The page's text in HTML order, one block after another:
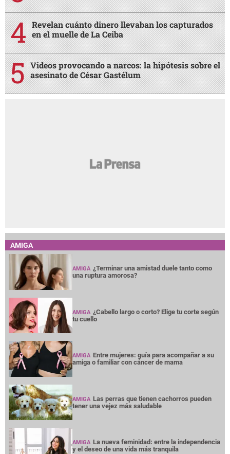
Revelan cuánto dinero llevaban los capturados
en el muelle de La Ceiba
Videos provocando a narcos: la hipótesis sobre el
asesinato de César Gastélum
AMIGA
AMIGA ¿Terminar una amistad duele tanto como
una ruptura amorosa?
AMIGA ¿Cabello largo o corto? Elige tu corte según
tu cuello
AMIGA Entre mujeres: guía para acompañar a su
amiga o familiar con cáncer de mama
AMIGA Las perras que tienen cachorros pueden
tener una vejez más saludable
AMIGA La nueva feminidad: entre la independencia
y el deseo de una vida más tranquila